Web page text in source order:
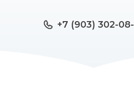
+7 (903) 302-08-